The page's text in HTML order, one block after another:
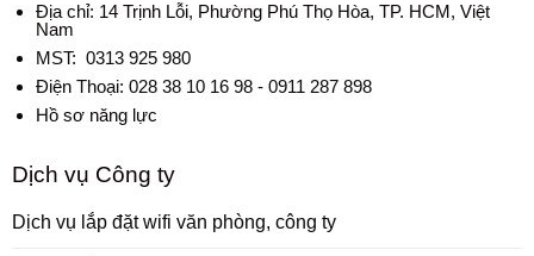
Địa chỉ: 14 Trịnh Lỗi, Phường Phú Thọ Hòa, TP. HCM, Việt
Nam
MST: 0313 925 980
Điện Thoại: 028 38 10 16 98 - 0911 287 898
Hồ sơ năng lực
Dịch vụ Công ty
Dịch vụ lắp đặt wifi văn phòng, công ty